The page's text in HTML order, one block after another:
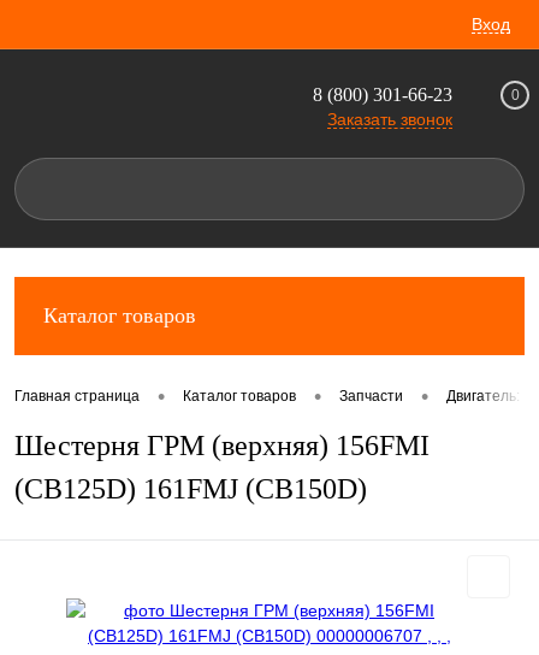
Вход
8 (800) 301-66-23
Заказать звонок
0
Каталог товаров
Главная страница • Каталог товаров • Запчасти • Двигатель:
Шестерня ГРМ (верхняя) 156FMI
(CB125D) 161FMJ (CB150D)